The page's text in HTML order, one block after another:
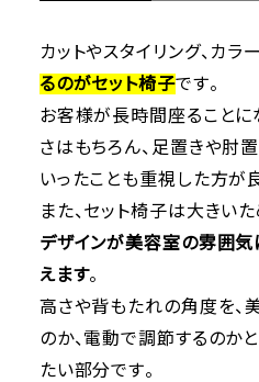
カットやスタイリング、カラ
るのがセット椅子です。
お客様が長時間座ることに
さはもちろん、足置きや肘
いったことも重視した方が
また、セット椅子は大きいた
デザインが美容室の雰囲気
えます。
高さや背もたれの角度を、
のか、電動で調節するのか
たい部分です。